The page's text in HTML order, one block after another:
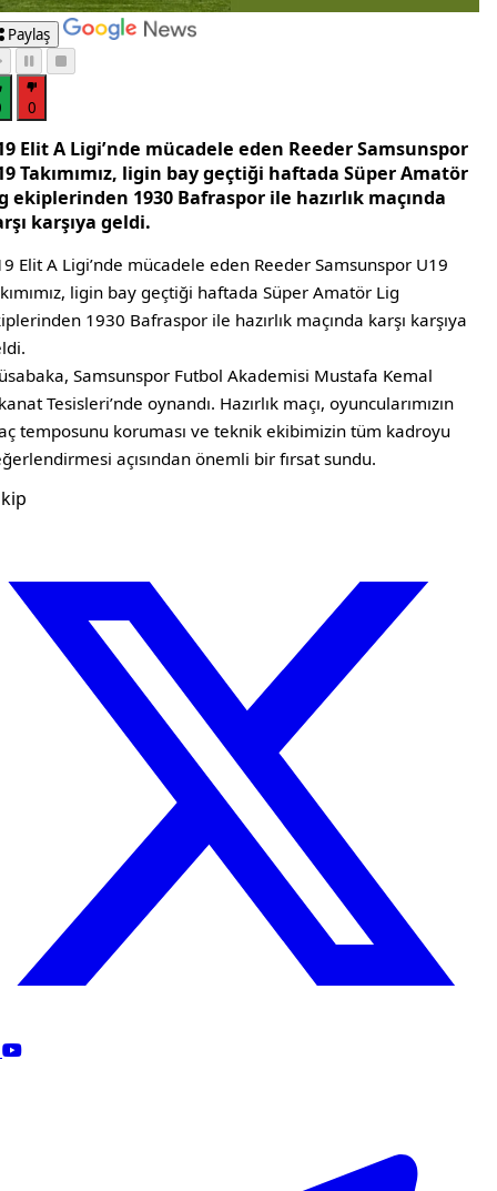
Paylaş
0
Elit A Ligi’nde mücadele eden Reeder Samsunspor
Takımımız, ligin bay geçtiği haftada Süper Amatör
ekiplerinden 1930 Bafraspor ile hazırlık maçında
karşıya geldi.
Elit A Ligi’nde mücadele eden Reeder Samsunspor U19
ligin bay geçtiği haftada Süper Amatör Lig
1930 Bafraspor ile hazırlık maçında karşı karşıya
Samsunspor Futbol Akademisi Mustafa Kemal
Tesisleri’nde oynandı. Hazırlık maçı, oyuncularımızın
temposunu koruması ve teknik ekibimizin tüm kadroyu
açısından önemli bir fırsat sundu.